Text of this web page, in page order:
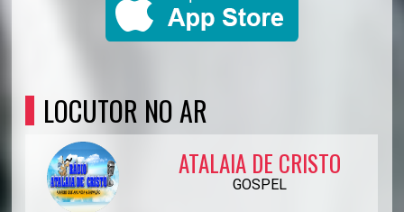
LOCUTOR NO AR
ATALAIA DE CRISTO
GOSPEL